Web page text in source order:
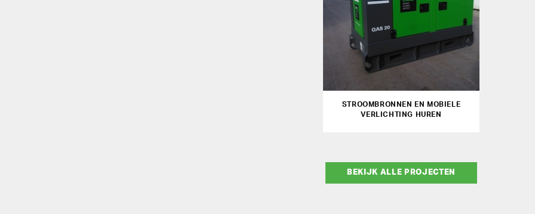
STROOMBRONNEN EN MOBIELE
VERLICHTING HUREN
BEKIJK ALLE PROJECTEN